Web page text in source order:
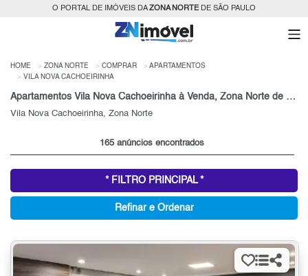
O PORTAL DE IMÓVEIS DAZONA NORTEDE SÃO PAULO
HOME ZONA NORTE COMPRAR
APARTAMENTOS
VILA NOVA CACHOEIRINHA
Apartamentos Vila Nova Cachoeirinha à Venda, Zona Norte de São Paulo, SP
Vila Nova Cachoeirinha, Zona Norte
165 anúncios encontrados
* FILTRO PRINCIPAL *
Refinar e Ordenar